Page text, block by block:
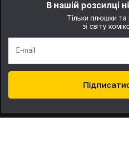
В нашій розсилці
Тільки плюшки та
зі світу
E-mail